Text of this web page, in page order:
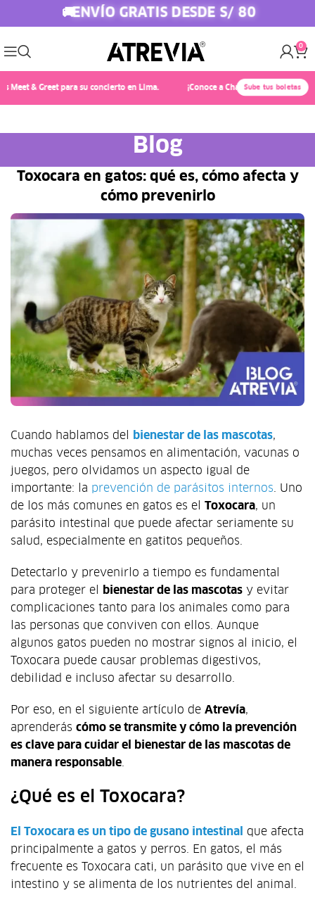
🚚ENVÍO GRATIS DESDE S/ 80
0
& Greet para su concierto en Lima. ¡Conoce a Chayanne! 🎤✨ Compra
Sube tus boletas
Blog
Toxocara en gatos: qué es, cómo afecta y
cómo prevenirlo
Cuando hablamos del bienestar de las mascotas,
muchas veces pensamos en alimentación, vacunas o
juegos, pero olvidamos un aspecto igual de
importante: la prevención de parásitos internos. Uno
de los más comunes en gatos es el Toxocara, un
parásito intestinal que puede afectar seriamente su
salud, especialmente en gatitos pequeños.
Detectarlo y prevenirlo a tiempo es fundamental
para proteger el
bienestar de las mascotas y evitar
complicaciones tanto para los animales como para
las personas que conviven con ellos. Aunque
algunos gatos pueden no mostrar signos al inicio, el
Toxocara puede causar problemas digestivos,
debilidad e incluso afectar su desarrollo.
Por eso, en el siguiente artículo de Atrevía,
aprenderás cómo se transmite y cómo la prevención
es clave para cuidar el bienestar de las mascotas de
manera responsable.
¿Qué es el Toxocara?
El Toxocara es un tipo de gusano intestinal
que afecta
principalmente a gatos y perros. En gatos, el más
frecuente es
Toxocara cati, un parásito que vive en el
intestino y se alimenta de los nutrientes del animal.